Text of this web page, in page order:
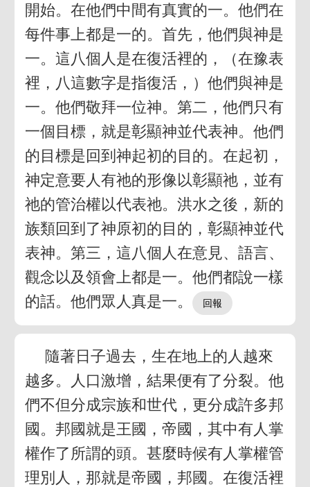
開始。在他們中間有真實的一。他們在
每件事上都是一的。首先，他們與神是
一。這八個人是在復活裡的，（在豫表
裡，八這數字是指復活，）他們與神是
一。他們敬拜一位神。第二，他們只有
一個目標，就是彰顯神並代表神。他們
的目標是回到神起初的目的。在起初，
神定意要人有祂的形像以彰顯祂，並有
祂的管治權以代表祂。洪水之後，新的
族類回到了神原初的目的，彰顯神並代
表神。第三，這八個人在意見、語言、
觀念以及領會上都是一。他們都說一樣
的話。他們眾人真是一。
隨著日子過去，生在地上的人越來
越多。人口激增，結果便有了分裂。他
們不但分成宗族和世代，更分成許多邦
國。邦國就是王國，帝國，其中有人掌
權作了所謂的頭。甚麼時候有人掌權管
理別人，那就是帝國，邦國。在復活裡